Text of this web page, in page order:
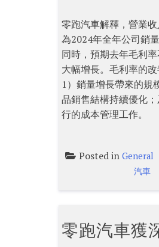
零跑汽車解釋，營業
為2024年全年公司銷
同時，預期去年毛利
大幅增長。毛利率的改
1）銷量增長帶來的規
品銷售結構持續優化
行的成本管理工作。
Posted in General
汽車
零跑汽車獲